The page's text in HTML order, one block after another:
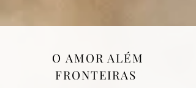
O AMOR ALÉM
FRONTEIRAS